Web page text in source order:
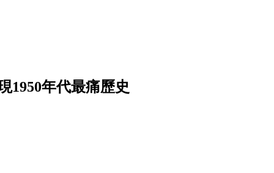
1950年代最痛歷史